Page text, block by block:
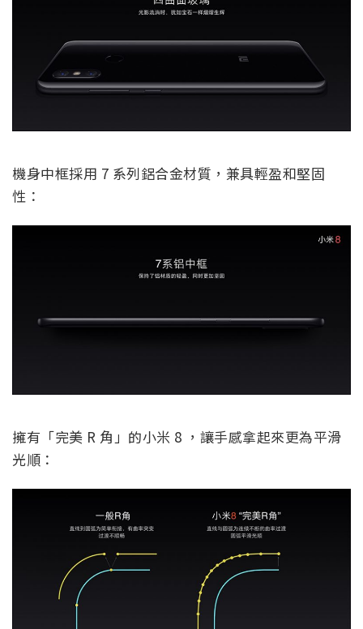
機身中框採用 7 系列鋁合金材質，兼具輕盈和堅固
性：
擁有「完美 R 角」的小米 8 ，讓手感拿起來更為平滑
光順：